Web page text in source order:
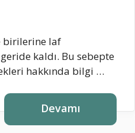
birilerine laf
kaldı. Bu sebepte
hakkında bilgi …
Devamı